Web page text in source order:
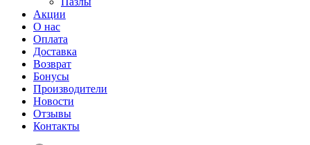
Акции
О нас
Оплата
Доставка
Возврат
Бонусы
Производители
Новости
Отзывы
Контакты